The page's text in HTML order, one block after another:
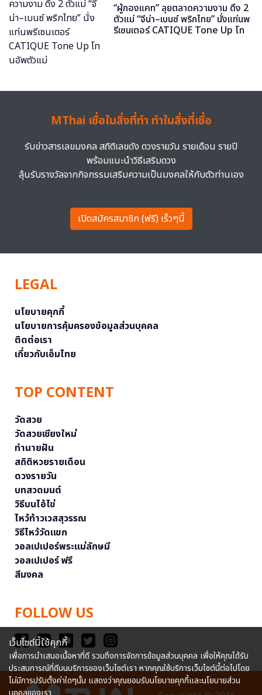
“ผู้กองแคท” ลุยตลาดความงาม ดึง 2
ตัวแม่ “จีน่า–เบนซ์ พริกไทย” นั่งแท่นพ
รีเซนเตอร์ CATIQUE Tone Up โท
MThai เชื่อในสิ่งที่ทำ ทำในสิ่งที่เชื่อ
รับข่าวสารเลขมงคล สถิติเลขดัง ดวงรายวัน รายเดือน รายปี
พร้อมแนะนำวิธีเสริมดวง
ลุ้นรับรางวัลจากกิจกรรมเสริมความเป็นมงคลให้กับตัวท่านเอง
เปิดสมัครสมาชิก (ฟรี) เร็วๆนี้
LEGAL
นโยบายคุกกี้
นโยบายการคุ้มครองข้อมูลส่วนบุคคล
ติดต่อเรา
เกี่ยวกับเอ็มไทย
TOP CONTENT
วัดสวย
วัดสวยเชียงใหม่
ทำนายฝัน
สถิติหวยรายเดือน
ดวงรายวัน
บทสวดมนต์
วิธีบนไอ้ไข่
ไหว้ท้าวเวสสุวรรณ
วิธีไหว้วัดแขก
วอลเปเปอร์พระแม่ลักษมี
วอลเปเปอร์ ฟรี
สีมงคล
FOLLOW US
เว็บไซต์นี้ใช้คุกกี้
เพื่อการนำเสนอเนื้อหาที่ดี รวมถึงการจัดการข้อมูลส่วนบุคคล เพื่อให้คุณได้รับ
ประสบการณ์ที่ดีบนบริการของเว็บไซต์เรา หากคุณใช้บริการเว็บไซต์นี้ต่อไปโดย
ไม่มีการปรับตั้งค่าใดๆนั้น แสดงว่าคุณยอมรับนโยบายคุกกี้และนโยบายส่วน